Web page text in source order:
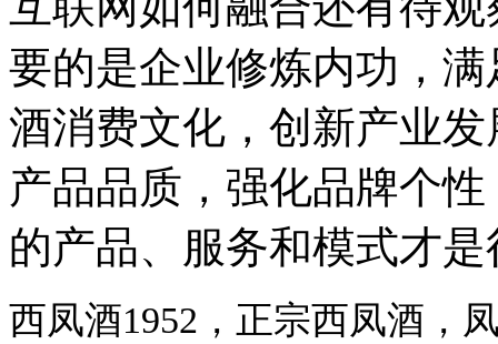
要的是企业修炼内功，
酒消费文化，创新产业
产品品质，强化品牌个
的产品、服务和模式才
西凤酒1952，正宗西凤酒